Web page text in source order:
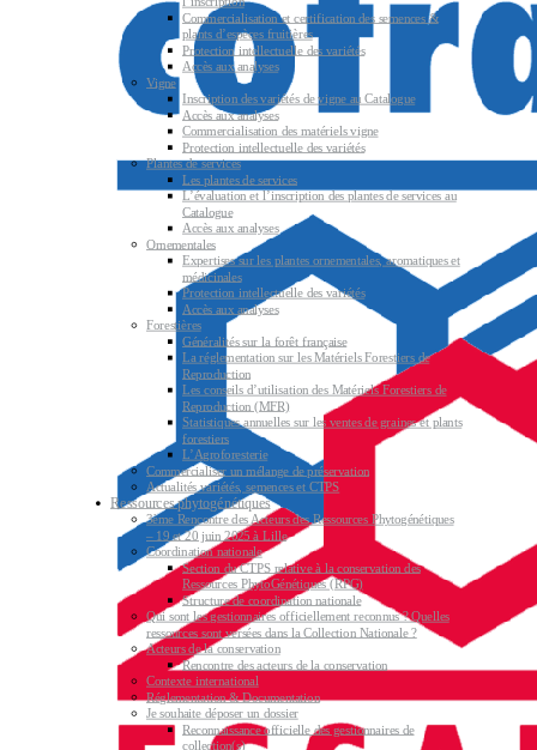
Commercialisation et certification des semences &
plants d’espèces fruitières
Protection intellectuelle des variétés
Accès aux analyses
Vigne
Inscription des variétés de vigne au Catalogue
Accès aux analyses
Commercialisation des matériels vigne
Protection intellectuelle des variétés
Plantes de services
Les plantes de services
L’évaluation et l’inscription des plantes de services au
Catalogue
Accès aux analyses
Ornementales
Expertises sur les plantes ornementales, aromatiques et
médicinales
Protection intellectuelle des variétés
Accès aux analyses
Forestières
Généralités sur la forêt française
La réglementation sur les Matériels Forestiers de
Reproduction
Les conseils d’utilisation des Matériels Forestiers de
Reproduction (MFR)
Statistiques annuelles sur les ventes de graines et plants
forestiers
L’Agroforesterie
Commercialiser un mélange de préservation
Actualités variétés, semences et CTPS
Ressources phytogénétiques
3ème Rencontre des Acteurs des Ressources Phytogénétiques
– 19 et 20 juin 2025 à Lille
Coordination nationale
Section du CTPS relative à la conservation des
Ressources PhytoGénétiques (RPG)
Structure de coordination nationale
Qui sont les gestionnaires officiellement reconnus ? Quelles
ressources sont versées dans la Collection Nationale ?
Acteurs de la conservation
Rencontre des acteurs de la conservation
Contexte international
Réglementation & Documentation
Je souhaite déposer un dossier
Reconnaissance officielle des gestionnaires de
collection(s)